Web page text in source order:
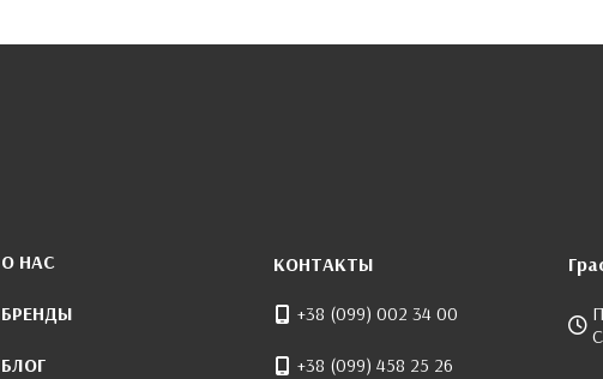
О НАС
БРЕНДЫ
БЛОГ
КОНТАКТЫ
+38 (099) 002 34 00
+38 (099) 458 25 26